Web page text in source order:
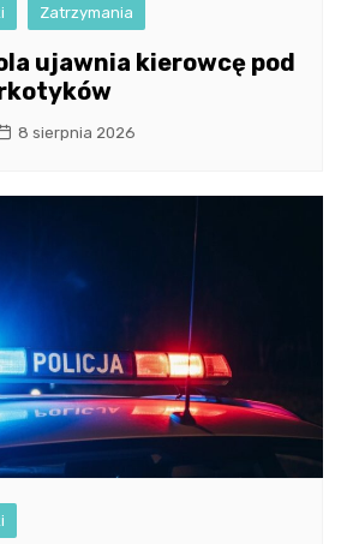
Zatrzymania
ujawnia kierowcę pod
8 sierpnia 2026